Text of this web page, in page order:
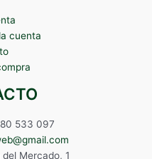
cuenta
533 097
del Mercado, 1